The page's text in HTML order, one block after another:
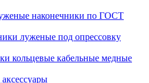
наконечники по ГОСТ
луженые под опрессовку
кольцевые кабельные медные